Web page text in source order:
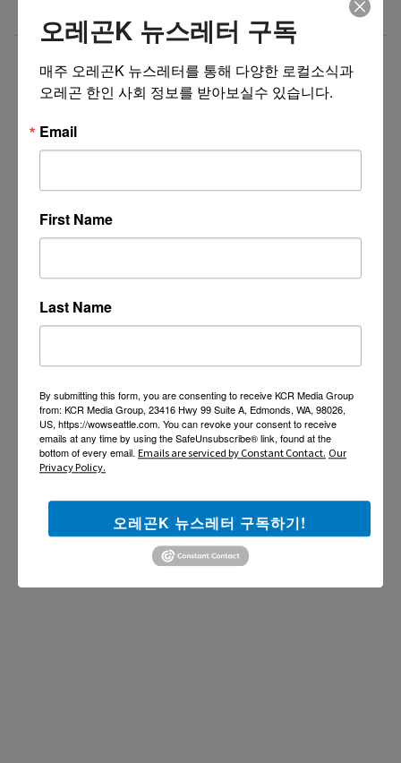
지 무료포함 (집으로 배송)
오레곤K 뉴스레터 구독
매주 오레곤K 뉴스레터를 통해 다양한 로컬소식과
오레곤 한인 사회 정보를 받아보실수 있습니다.
Email
First Name
Last Name
By submitting this form, you are consenting to receive KCR Media Group
from: KCR Media Group, 23416 Hwy 99 Suite A, Edmonds, WA, 98026,
US, https://wowseattle.com. You can revoke your consent to receive
emails at any time by using the SafeUnsubscribe® link, found at the
bottom of every email. Emails are serviced by Constant Contact. Our
Privacy Policy.
오레곤K 뉴스레터 구독하기!